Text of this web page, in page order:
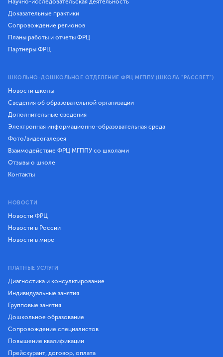
Научно-исследовательская деятельность
Доказательные практики
Сопровождение регионов
Планы работы и отчеты ФРЦ
Партнеры ФРЦ
ШКОЛЬНО-ДОШКОЛЬНОЕ ОТДЕЛЕНИЕ ФРЦ МГППУ (ШКОЛА "РАССВЕТ")
Новости школы
Сведения об образовательной организации
Дополнительные сведения
Электронная информационно-образовательная среда
Фото/видеогалерея
Взаимодействие ФРЦ МГППУ со школами
Отзывы о школе
Контакты
НОВОСТИ
Новости ФРЦ
Новости в России
Новости в мире
ПЛАТНЫЕ УСЛУГИ
Диагностика и консультирование
Индивидуальные занятия
Групповые занятия
Дошкольное образование
Сопровождение специалистов
Повышение квалификации
Прейскурант, договор, оплата